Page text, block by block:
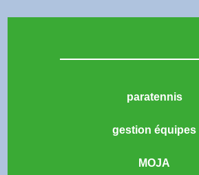
paratennis
gestion équipes
MOJA